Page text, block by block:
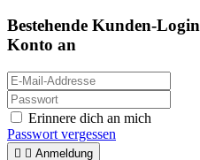
Bestehende Kunden-Login
Konto an
Erinnere dich an mich
Passwort vergessen
  Anmeldung